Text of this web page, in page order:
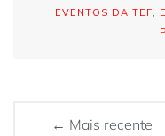
EVENTOS DA TEF,
← Mais recente